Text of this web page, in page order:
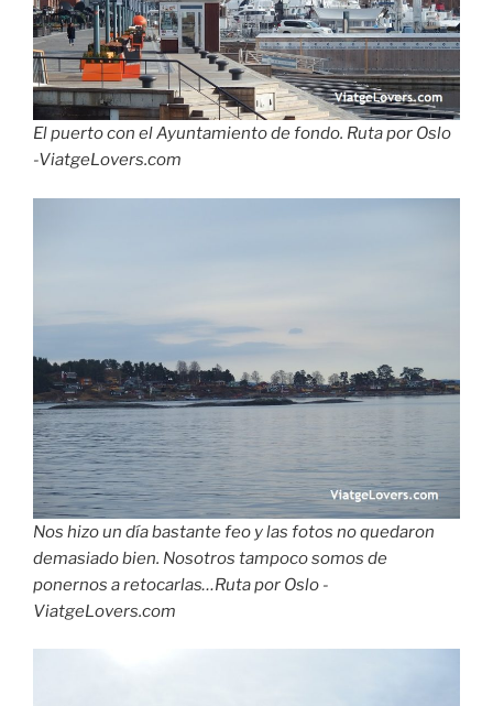
El puerto con el Ayuntamiento de fondo. Ruta por Oslo
-ViatgeLovers.com
Nos hizo un día bastante feo y las fotos no quedaron
demasiado bien. Nosotros tampoco somos de
ponernos a retocarlas…Ruta por Oslo -
ViatgeLovers.com